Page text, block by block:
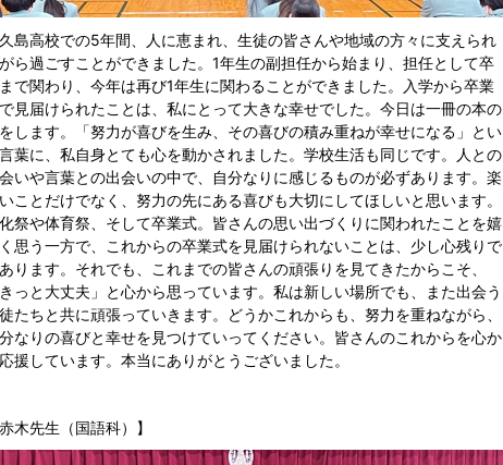
島高校での5年間、人に恵まれ、生徒の皆さんや地域の方々に支えられ
ら過ごすことができました。1年生の副担任から始まり、担任として卒
で関わり、今年は再び1年生に関わることができました。入学から卒業
見届けられたことは、私にとって大きな幸せでした。今日は一冊の本の
します。「努力が喜びを生み、その喜びの積み重ねが幸せになる」とい
葉に、私自身とても心を動かされました。学校生活も同じです。人との
いや言葉との出会いの中で、自分なりに感じるものが必ずあります。楽
ことだけでなく、努力の先にある喜びも大切にしてほしいと思います。
祭や体育祭、そして卒業式。皆さんの思い出づくりに関われたことを嬉
思う一方で、これからの卒業式を見届けられないことは、少し心残りで
ります。それでも、これまでの皆さんの頑張りを見てきたからこそ、
きっと大丈夫」と心から思っています。私は新しい場所でも、また出会う
たちと共に頑張っていきます。どうかこれからも、努力を重ねながら、
なりの喜びと幸せを見つけていってください。皆さんのこれからを心か
援しています。本当にありがとうございました。
赤木先生（国語科）】